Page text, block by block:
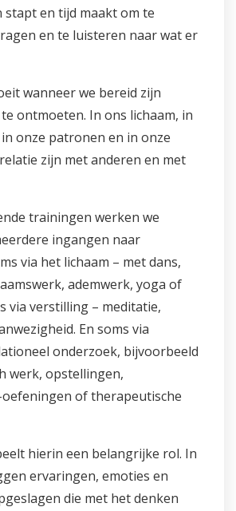
stapt en tijd maakt om te
en te luisteren naar wat er
wanneer we bereid zijn
ontmoeten. In ons lichaam, in
onze patronen en in onze
zijn met anderen en met
trainingen werken we
ingangen naar
via het lichaam – met dans,
ademwerk, yoga of
via verstilling – meditatie,
En soms via
onderzoek, bijvoorbeeld
werk, opstellingen,
of therapeutische
hierin een belangrijke rol. In
ervaringen, emoties en
die met het denken